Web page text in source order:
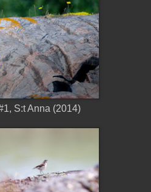
S:t Anna (2014)